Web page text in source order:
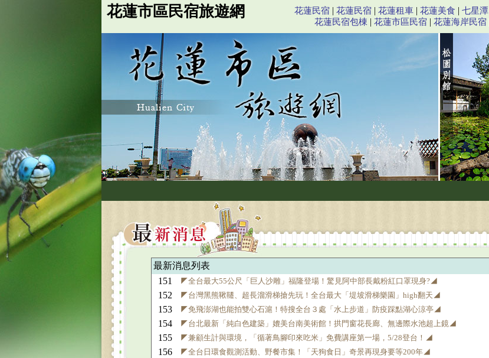
花蓮市區民宿旅遊網 花蓮民宿 | 花蓮民宿 | 花蓮租車 | 花蓮美食 | 七星潭
花蓮民宿包棟 | 花蓮市區民宿 | 花蓮海岸民宿
最新消息列表
151
◤全台最大55公尺「巨人沙雕」福隆登場！驚見阿中部長戴粉紅口罩現身?◢
152
◤台灣黑熊鞦韆、超長溜滑梯搶先玩！全台最大「堤坡滑梯樂園」high翻天◢
153
◤免飛澎湖也能拍雙心石滬！特搜全台３處「水上步道」防疫踩點湖心涼亭◢
154
◤台北最新「純白色建築」媲美台南美術館！拱門窗花長廊、無邊際水池超上鏡◢
155
◤兼顧生計與環境，「循著鳥腳印來吃米」免費講座第一場，5/28登台！◢
156
◤全台日環食觀測活動、野餐市集！「天狗食日」奇景再現身要等200年◢